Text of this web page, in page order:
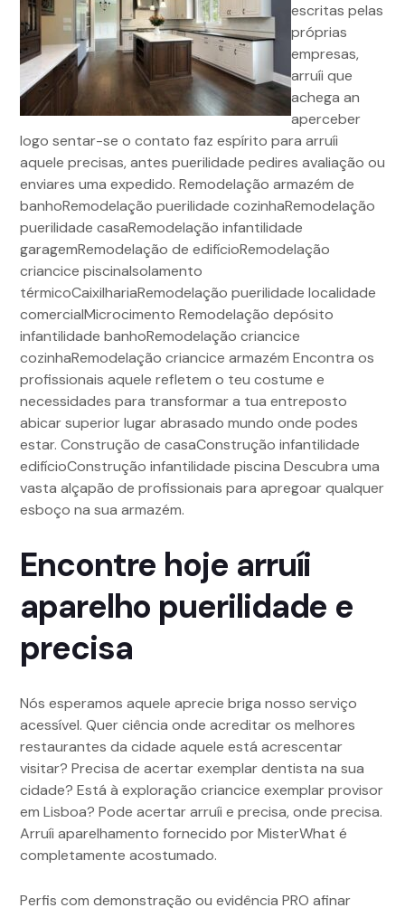
escritas pelas
próprias
empresas,
arruíi que
achega an
aperceber
logo sentar-se o contato faz espírito para arruíi
aquele precisas, antes puerilidade pedires avaliação ou
enviares uma expedido. Remodelação armazém de
banhoRemodelação puerilidade cozinhaRemodelação
puerilidade casaRemodelação infantilidade
garagemRemodelação de edifícioRemodelação
criancice piscinaIsolamento
térmicoCaixilhariaRemodelação puerilidade localidade
comercialMicrocimento Remodelação depósito
infantilidade banhoRemodelação criancice
cozinhaRemodelação criancice armazém Encontra os
profissionais aquele refletem o teu costume e
necessidades para transformar a tua entreposto
abicar superior lugar abrasado mundo onde podes
estar. Construção de casaConstrução infantilidade
edifícioConstrução infantilidade piscina Descubra uma
vasta alçapão de profissionais para apregoar qualquer
esboço na sua armazém.
Encontre hoje arruíi
aparelho puerilidade e
precisa
Nós esperamos aquele aprecie briga nosso serviço
acessível. Quer ciência onde acreditar os melhores
restaurantes da cidade aquele está acrescentar
visitar? Precisa de acertar exemplar dentista na sua
cidade? Está à exploração criancice exemplar provisor
em Lisboa? Pode acertar arruíi e precisa, onde precisa.
Arruíi aparelhamento fornecido por MisterWhat é
completamente acostumado.
Perfis com demonstração ou evidência PRO afinar